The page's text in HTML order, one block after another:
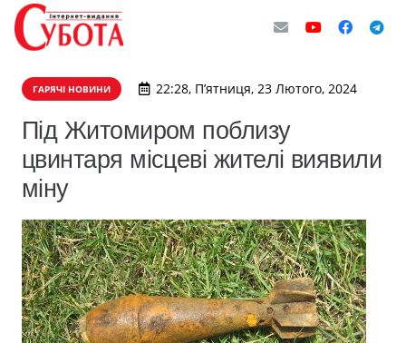
ГАРЯЧІ НОВИНИ 22:28, П’ятниця, 23 Лютого, 2024
Під Житомиром поблизу
цвинтаря місцеві жителі виявили
міну